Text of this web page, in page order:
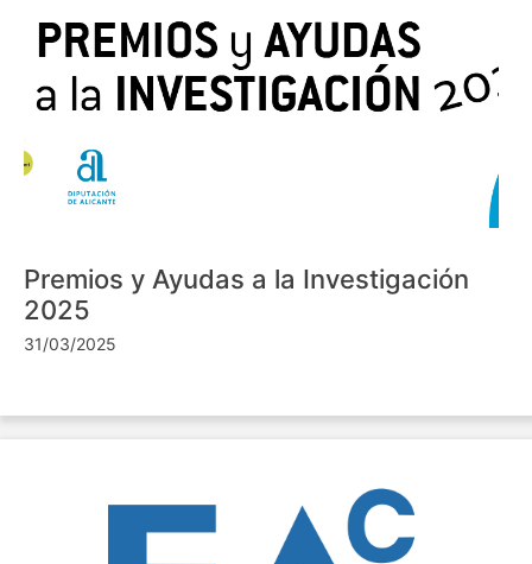
Premios y Ayudas a la Investigación
2025
31/03/2025